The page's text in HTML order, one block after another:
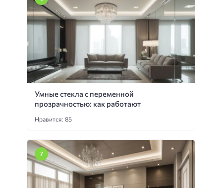
Умные стекла с переменной
прозрачностью: как работают
Нравится: 85